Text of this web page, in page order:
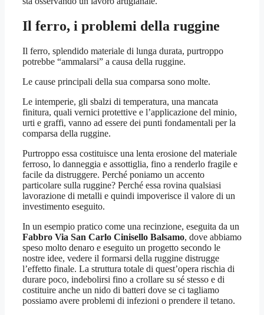
Il ferro, i problemi della ruggine
Il ferro, splendido materiale di lunga durata, purtroppo
potrebbe “ammalarsi” a causa della ruggine.
Le cause principali della sua comparsa sono molte.
Le intemperie, gli sbalzi di temperatura, una mancata
finitura, quali vernici protettive e l’applicazione del minio,
urti e graffi, vanno ad essere dei punti fondamentali per la
comparsa della ruggine.
Purtroppo essa costituisce una lenta erosione del materiale
ferroso, lo danneggia e assottiglia, fino a renderlo fragile e
facile da distruggere. Perché poniamo un accento
particolare sulla ruggine? Perché essa rovina qualsiasi
lavorazione di metalli e quindi impoverisce il valore di un
investimento eseguito.
In un esempio pratico come una recinzione, eseguita da un
Fabbro Via San Carlo Cinisello Balsamo, dove abbiamo
speso molto denaro e eseguito un progetto secondo le
nostre idee, vedere il formarsi della ruggine distrugge
l’effetto finale. La struttura totale di quest’opera rischia di
durare poco, indebolirsi fino a crollare su sé stesso e di
costituire anche un nido di batteri dove se ci tagliamo
possiamo avere problemi di infezioni o prendere il tetano.